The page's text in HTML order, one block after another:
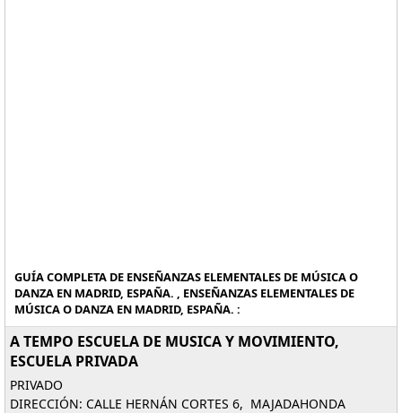
GUÍA COMPLETA DE ENSEÑANZAS ELEMENTALES DE MÚSICA O
DANZA EN MADRID, ESPAÑA. , ENSEÑANZAS ELEMENTALES DE
MÚSICA O DANZA EN MADRID, ESPAÑA. :
A TEMPO ESCUELA DE MUSICA Y MOVIMIENTO,
ESCUELA PRIVADA
PRIVADO
DIRECCIÓN: CALLE HERNÁN CORTES 6, MAJADAHONDA